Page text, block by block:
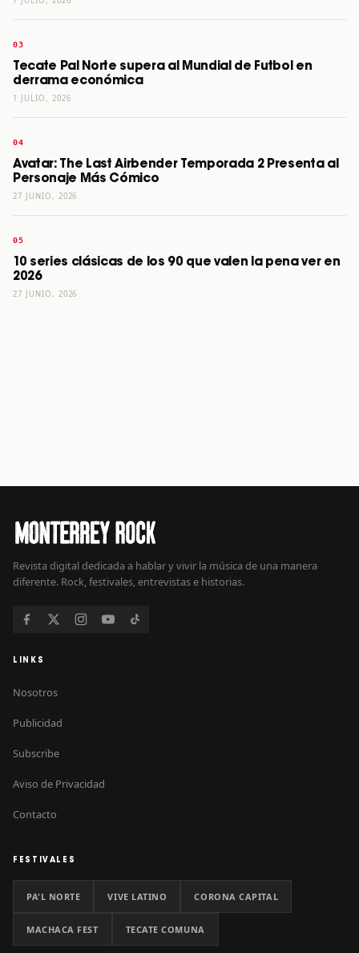
Tecate Pal Norte supera al Mundial de Futbol en
derrama económica
1 JULIO, 2026
Avatar: The Last Airbender Temporada 2 Presenta al
Personaje Más Cómico
27 JUNIO, 2026
10 series clásicas de los 90 que valen la pena ver en
2026
27 JUNIO, 2026
Revista digital dedicada a hablar y vivir la música de una manera
diferente. Rock, festivales, entrevistas e historias.
LINKS
Nosotros
Publicidad
Subscribe
Aviso de Privacidad
Contacto
FESTIVALES
PA'L NORTE VIVE LATINO CORONA CAPITAL
MACHACA FEST TECATE COMUNA